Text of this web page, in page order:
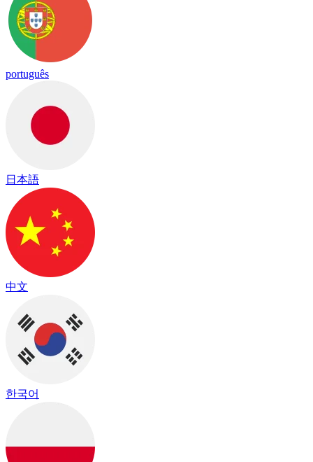
português
日本語
中文
한국어